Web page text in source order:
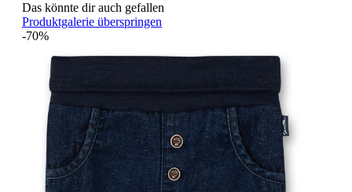
Das könnte dir auch gefallen
Produktgalerie überspringen
-70%